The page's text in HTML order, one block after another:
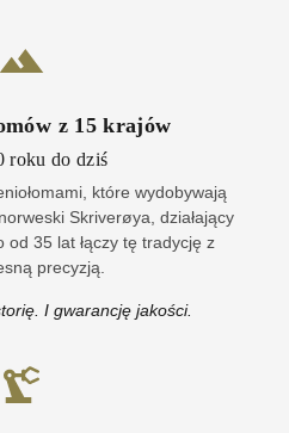
z 15krajów
roku do dziś
które wydobywają
Skriverøya, działający
35 lat łączy tę tradycję z
precyzją.
I gwarancję jakości.